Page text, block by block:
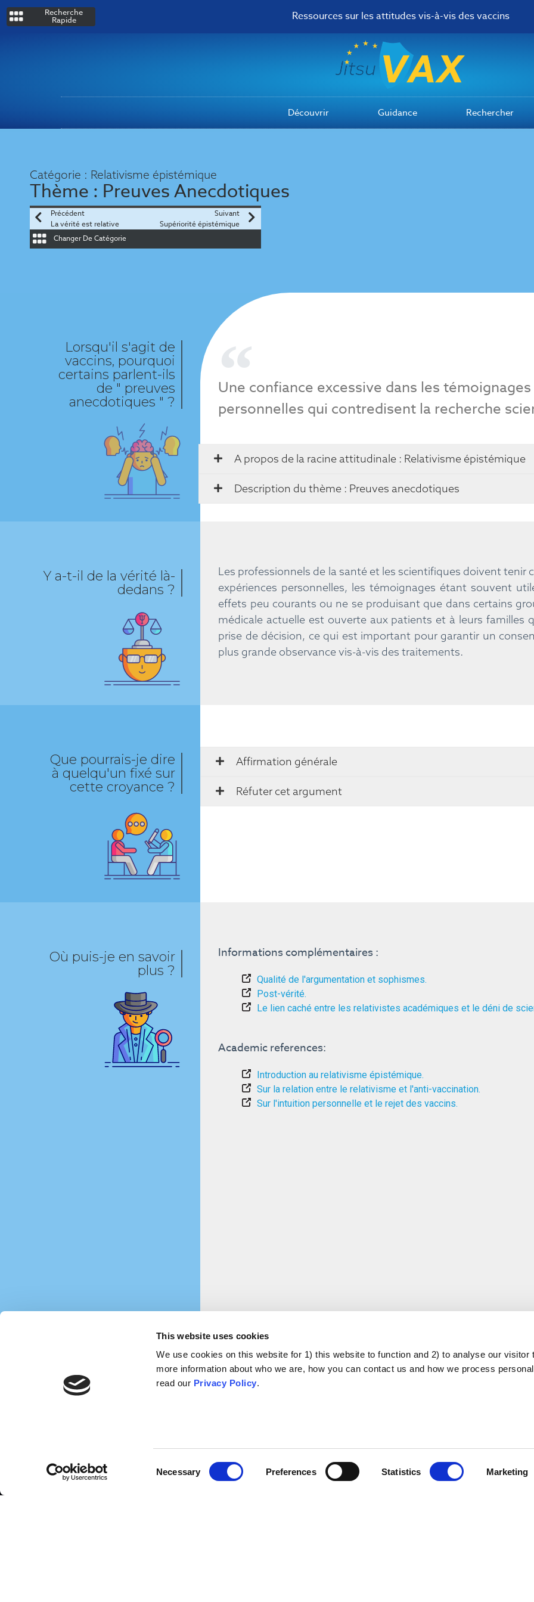
This website uses cookies
We use cookies on this website for 1) this website to function and 2) to analyse our visitor
more information about who we are, how you can contact us and how we process
read our Privacy Policy.
Selection
Necessary Preferences Statistics Marketing
Recherche
Rapide Ressources sur les attitudes vis-à-vis des vaccins
Découvrir Guidance Rechercher
Catégorie : Relativisme épistémique
Thème : Preuves Anecdotiques
Précédent
La vérité est relative
Suivant
Supériorité épistémique
Changer De Catégorie
Lorsqu'il s'agit de
vaccins, pourquoi
certains parlent-ils
de " preuves
anecdotiques " ?
Une confiance excessive dans les
personnelles qui contredisent la recherche
A propos de la racine attitudinale : Relativisme épistémique
Description du thème : Preuves anecdotiques
Y a-t-il de la vérité là-
dedans ?
Les professionnels de la santé et les scientifiques doivent tenir
expériences personnelles, les témoignages étant souvent
effets peu courants ou ne se produisant que dans certains
médicale actuelle est ouverte aux patients et à leurs familles
prise de décision, ce qui est important pour garantir un
plus grande observance vis-à-vis des traitements.
Que pourrais-je dire
à quelqu'un fixé sur
cette croyance ?
Affirmation générale
Réfuter cet argument
Où puis-je en savoir
plus ?
Informations complémentaires :
Qualité de l'argumentation et sophismes.
Post-vérité.
Le lien caché entre les relativistes académiques et le déni de
Academic references:
Introduction au relativisme épistémique.
Sur la relation entre le relativisme et l'anti-vaccination.
Sur l'intuition personnelle et le rejet des vaccins.